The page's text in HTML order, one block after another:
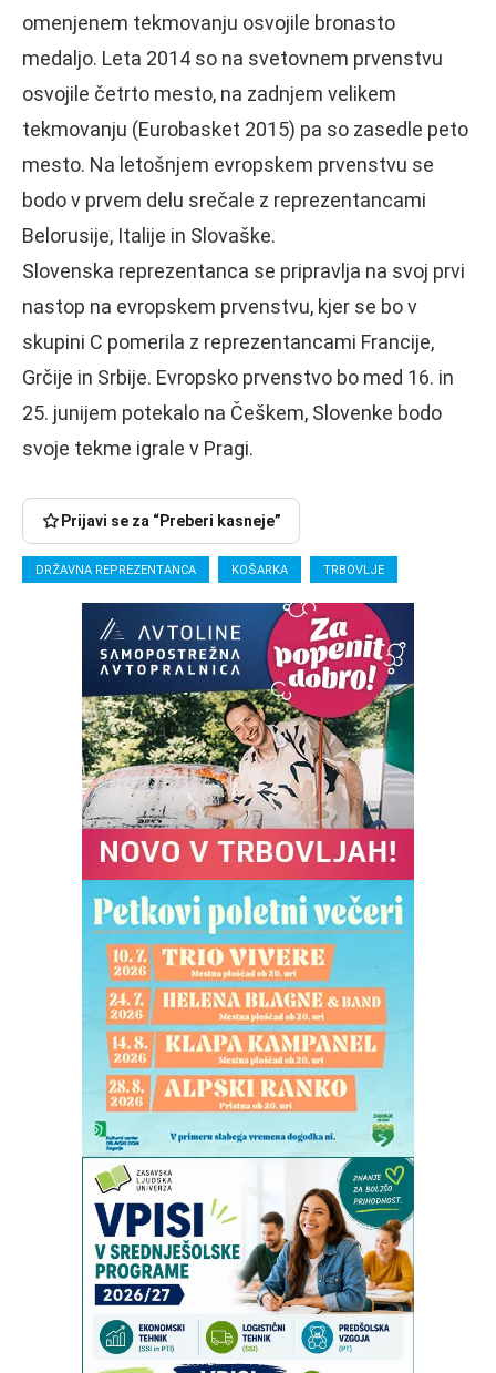
omenjenem tekmovanju osvojile bronasto
medaljo. Leta 2014 so na svetovnem prvenstvu
osvojile četrto mesto, na zadnjem velikem
tekmovanju (Eurobasket 2015) pa so zasedle peto
mesto. Na letošnjem evropskem prvenstvu se
bodo v prvem delu srečale z reprezentancami
Belorusije, Italije in Slovaške.
Slovenska reprezentanca se pripravlja na svoj prvi
nastop na evropskem prvenstvu, kjer se bo v
skupini C pomerila z reprezentancami Francije,
Grčije in Srbije. Evropsko prvenstvo bo med 16. in
25. junijem potekalo na Češkem, Slovenke bodo
svoje tekme igrale v Pragi.
Prijavi se za “Preberi kasneje”
DRŽAVNA REPREZENTANCA KOŠARKA TRBOVLJE